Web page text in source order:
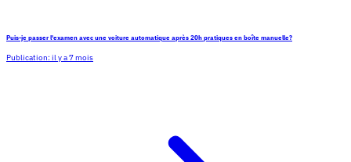
Puis-je passer l'examen avec une voiture automatique après 20h pratiques en boîte manuelle?
Publication: il y a 7 mois